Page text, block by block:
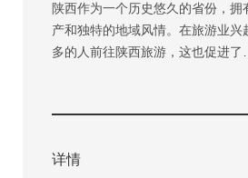
陕西作为一个历史悠久的省份，拥
产和独特的地域风情。在旅游业兴
多的人前往陕西旅游，这也促进
详情